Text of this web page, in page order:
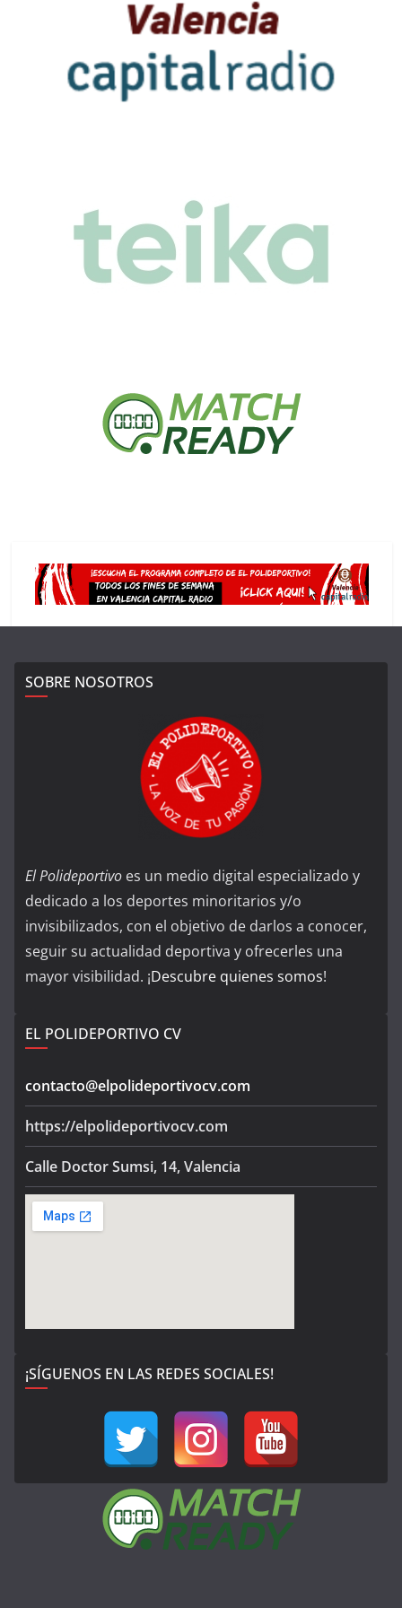
SOBRE NOSOTROS
El Polideportivo es un medio digital especializado y
dedicado a los deportes minoritarios y/o
invisibilizados, con el objetivo de darlos a conocer,
seguir su actualidad deportiva y ofrecerles una
mayor visibilidad. ¡Descubre quienes somos!
EL POLIDEPORTIVO CV
contacto@elpolideportivocv.com
https://elpolideportivocv.com
Calle Doctor Sumsi, 14, Valencia
¡SÍGUENOS EN LAS REDES SOCIALES!